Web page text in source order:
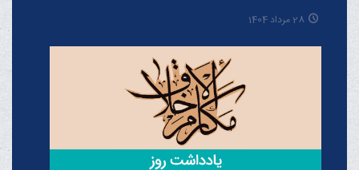
28 مرداد 1404